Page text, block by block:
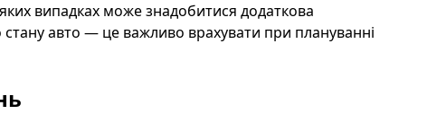
випадках може знадобитися додаткова
стану авто — це важливо врахувати при плануванні